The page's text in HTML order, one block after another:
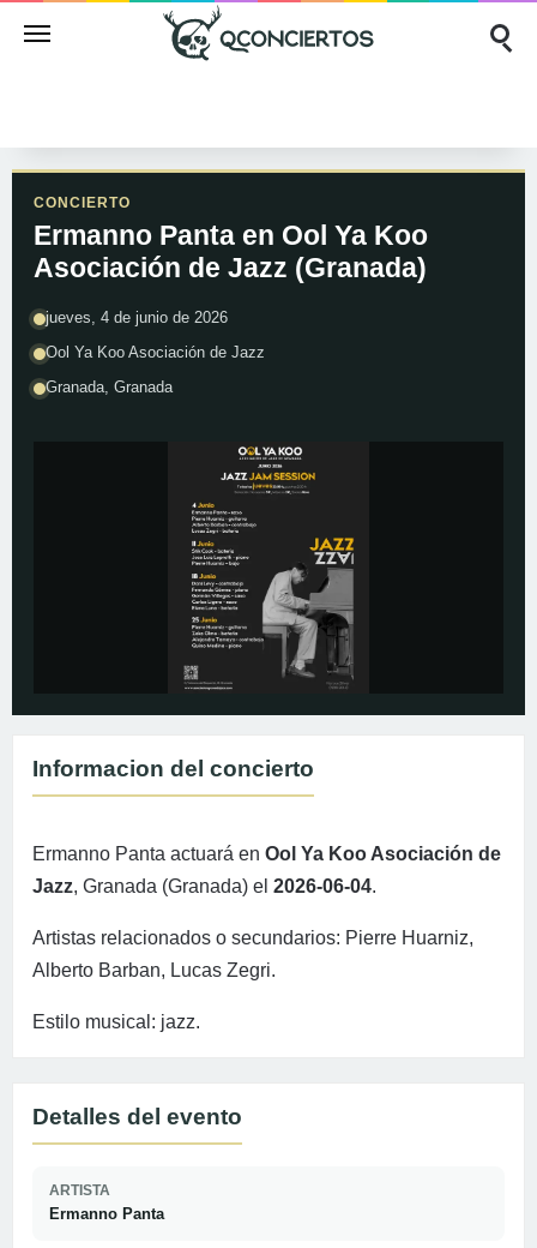
CONCIERTO
Ermanno Panta en Ool Ya Koo
Asociación de Jazz (Granada)
jueves, 4 de junio de 2026
Ool Ya Koo Asociación de Jazz
Granada, Granada
Informacion del concierto
Ermanno Panta actuará en Ool Ya Koo Asociación de
Jazz, Granada (Granada) el 2026-06-04.
Artistas relacionados o secundarios: Pierre Huarniz,
Alberto Barban, Lucas Zegri.
Estilo musical: jazz.
Detalles del evento
ARTISTA
Ermanno Panta